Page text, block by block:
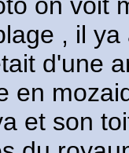
, il
d'une
en
et son